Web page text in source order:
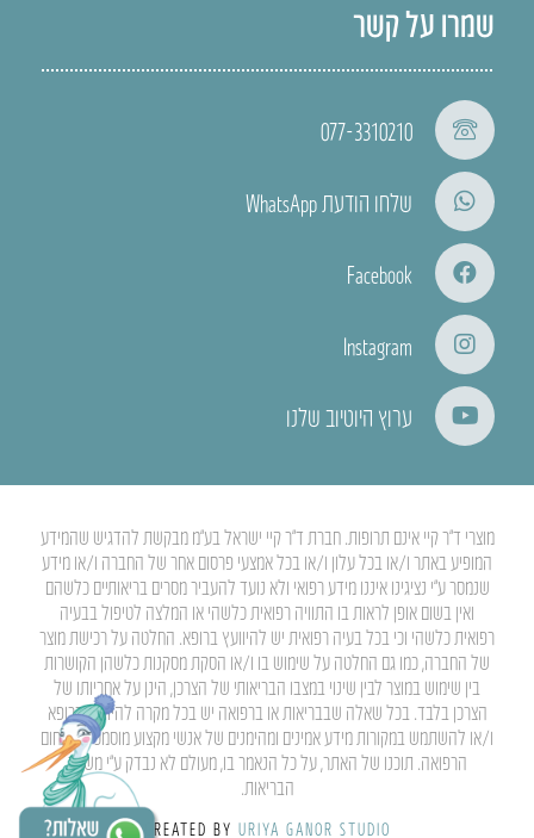
שמרו על קשר
077-3310210
שלחו הודעת WhatsApp
Facebook
Instagram
ערוץ היוטיוב שלנו
מוצרי ד”ר קיי אינם תרופות. חברת ד”ר קיי ישראל בע”מ מבקשת להדגיש שהמידע
המופיע באתר ו/או בכל עלון ו/או בכל אמצעי פרסום אחר של החברה ו/או מידע
שנמסר ע”י נציגינו איננו מידע רפואי ולא נועד להעביר מסרים בריאותיים כלשהם
ואין בשום אופן לראות בו התוויה רפואית כלשהי או המלצה לטיפול בבעיה
רפואית כלשהי וכי בכל בעיה רפואית יש להיוועץ ברופא. החלטה על רכישת מוצר
של החברה, כמו גם החלטה על שימוש בו ו/או הסקת מסקנות כלשהן הקושרות
בין שימוש במוצר לבין שינוי במצבו הבריאותי של הצרכן, הינן על אחריותו של
הצרכן בלבד. בכל שאלה שבבריאות או ברפואה יש בכל מקרה להיוועץ ברופא
ו/או להשתמש במקורות מידע אמינים ומהימנים של אנשי מקצוע מוסמכים בתחום
הרפואה. תוכנו של האתר, על כל הנאמר בו, מעולם לא נבדק ע”י משרד
הבריאות.
CREATED BY URIYA GANOR STUDIO